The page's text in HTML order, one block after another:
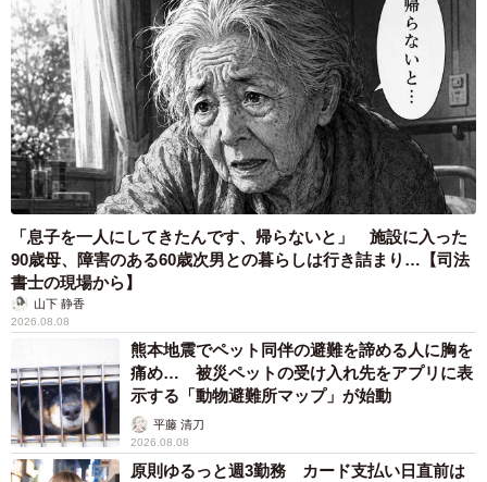
バッグに付けるとこんな感じに（提供）
訪れたお客さんからは「かわいい」「連れて帰る」と多く
の声が届いており、「スタッフの間では、この商品が売れ
ることを『キーウィの巣立ち』と呼んでいて、幸せな気持
ちで販売しています。企画と営業の一体感ができたようで
うれしい。何より、お客さまに愛おしいまなざしで里親に
なってもらえることがありがたい」と語った。
価格はミニマスコット１個９００円、ぬいぐるみ２２００
円（ともに税別）。ワッペンなしの通常バージョンは、
［ＹＯＵ+ＭＯＲＥ！］オンラインショップ
https://www.felissimo.co.jp/youmore/gcd786978/ ）にて
販売中。
「息子を一人にしてきたんです、帰らないと」 施設に入った
90歳母、障害のある60歳次男との暮らしは行き詰まり…【司法
書士の現場から】
山下 静香
2026.08.08
熊本地震でペット同伴の避難を諦める人に胸を
痛め… 被災ペットの受け入れ先をアプリに表
示する「動物避難所マップ」が始動
平藤 清刀
2026.08.08
原則ゆるっと週3勤務 カード支払い日直前は